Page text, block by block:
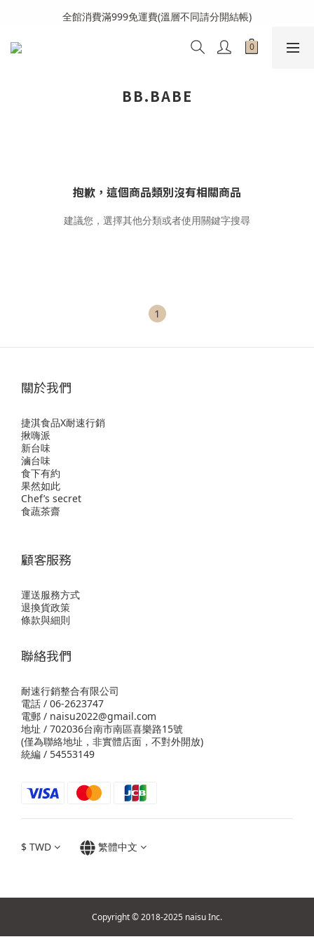
全館消費滿999免運費(溫層不同請分開結帳)
全館消費滿999免運費(溫層不同請分開結帳)
BB.BABE
抱歉，這個商品類別沒有相關商品
建議您，選擇其他分類或者使用關鍵字搜尋
1
關於我們
捷淇食品X耐速行銷
揪嗨派
新台味
滷台味
食下有約
果然如此
Chef’s secret
食蔬茶齋
顧客服務
運送服務方式
退換貨政策
條款與細則
聯絡我們
耐速行銷整合有限公司
電話 / 06-2623747
電郵 / naisu2022@gmail.com
地址 / 702036台南市南區喜樂路15號
(僅為聯絡地址，非實體店面，不對外開放)
統編 / 54553149
$ TWD 繁體中文
Copyright © 2018-2025 naisu Inc.